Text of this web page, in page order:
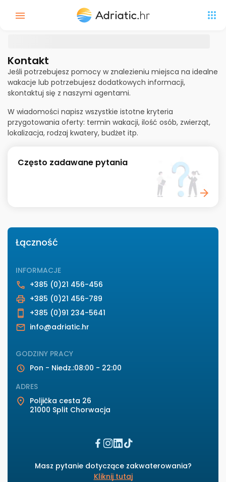
Kontakt
Jeśli potrzebujesz pomocy w znalezieniu miejsca na idealne
wakacje lub potrzebujesz dodatkowych informacji,
skontaktuj się z naszymi agentami.
W wiadomości napisz wszystkie istotne kryteria
przygotowania oferty: termin wakacji, ilość osób, zwierząt,
lokalizacja, rodzaj kwatery, budżet itp.
Często zadawane pytania
Łączność
INFORMACJE
+385 (0)21 456-456
+385 (0)21 456-789
+385 (0)91 234-5641
info@adriatic.hr
GODZINY PRACY
Pon - Niedz.:08:00 - 22:00
ADRES
Poljička cesta 26
21000 Split Chorwacja
Masz pytanie dotyczące zakwaterowania?
Kliknij tutaj